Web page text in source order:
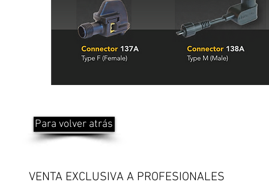
Para volver atrás
VENTA EXCLUSIVA A PROFESIONALES